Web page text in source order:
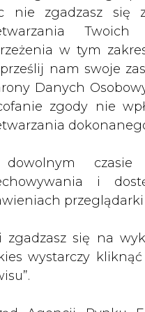
nie zgadzasz się
w tym
prześlij nam swoje
Danych
zgody nie
czasie
i
zgadzasz się na
wystarczy
ds.Ekonomiczno-
31 marca 2002 roku.
netto nie
Spółka jest
normalnej
2,86 mln zł.
publikacji